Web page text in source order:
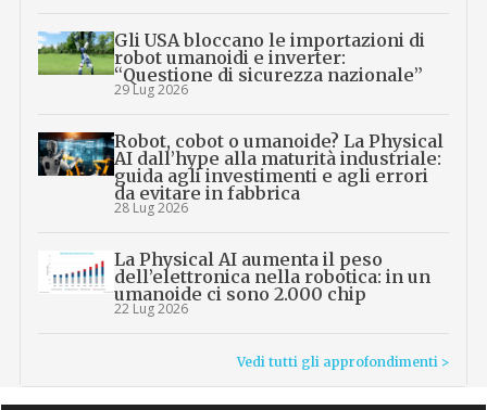
Gli USA bloccano le importazioni di
robot umanoidi e inverter:
“Questione di sicurezza nazionale”
29 Lug 2026
Robot, cobot o umanoide? La Physical
AI dall’hype alla maturità industriale:
guida agli investimenti e agli errori
da evitare in fabbrica
28 Lug 2026
La Physical AI aumenta il peso
dell’elettronica nella robotica: in un
umanoide ci sono 2.000 chip
22 Lug 2026
Vedi tutti gli approfondimenti >